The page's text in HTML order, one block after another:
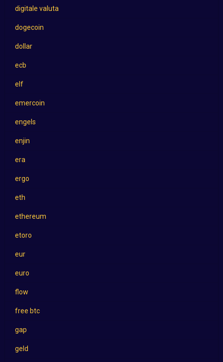
digitale valuta
dogecoin
dollar
ecb
elf
emercoin
engels
enjin
era
ergo
eth
ethereum
etoro
eur
euro
flow
free btc
gap
geld